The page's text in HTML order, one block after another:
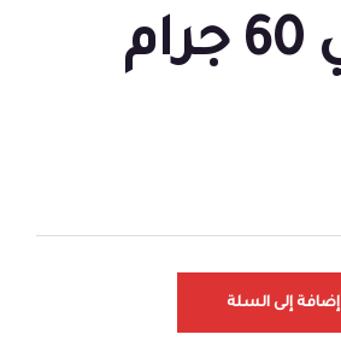
غراء ابي 60 جرام
إضافة إلى السلة